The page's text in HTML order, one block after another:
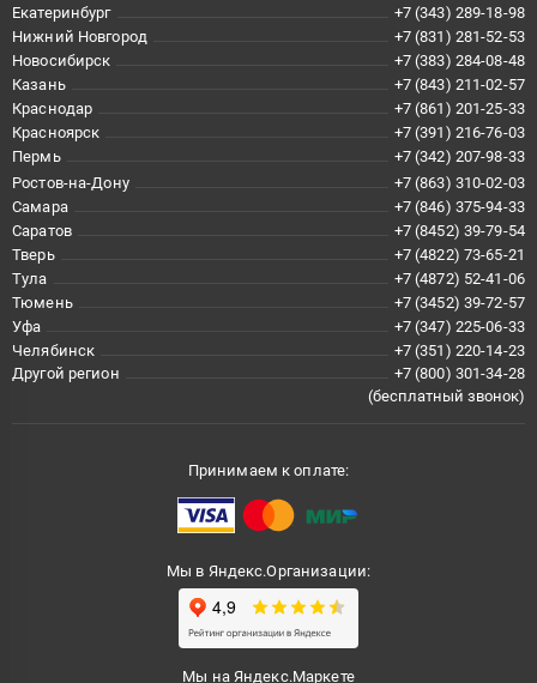
Екатеринбург
+7 (343) 289-18-98
Нижний Новгород
+7 (831) 281-52-53
Новосибирск
+7 (383) 284-08-48
Казань
+7 (843) 211-02-57
Краснодар
+7 (861) 201-25-33
Красноярск
+7 (391) 216-76-03
Пермь
+7 (342) 207-98-33
Ростов-на-Дону
+7 (863) 310-02-03
Самара
+7 (846) 375-94-33
Саратов
+7 (8452) 39-79-54
Тверь
+7 (4822) 73-65-21
Тула
+7 (4872) 52-41-06
Тюмень
+7 (3452) 39-72-57
Уфа
+7 (347) 225-06-33
Челябинск
+7 (351) 220-14-23
Другой регион
+7 (800) 301-34-28
(бесплатный звонок)
Принимаем к оплате:
Мы в Яндекс.Организации:
Мы на Яндекс.Маркете